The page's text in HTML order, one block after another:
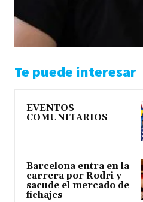
Te puede interesar
EVENTOS
COMUNITARIOS
Barcelona entra en la
carrera por Rodri y
sacude el mercado de
fichajes